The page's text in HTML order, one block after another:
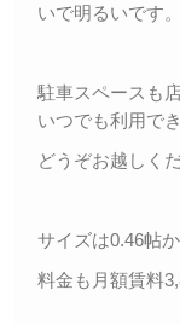
いで明るいです
駐車スペースも
いつでも利用でき
どうぞお越しく
サイズは0.46帖
料金も月額賃料